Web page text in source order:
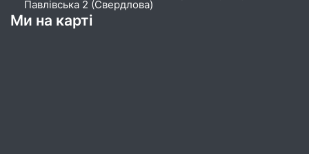
Павлівська 2 (Свердлова)
Ми на карті